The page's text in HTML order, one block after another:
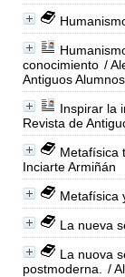
conocimiento /
Antiguos
Inspirar la
Revista de
Metafísica
Inciarte Armiñán
Metafísica
La nueva
La nuova
postmoderna.
/